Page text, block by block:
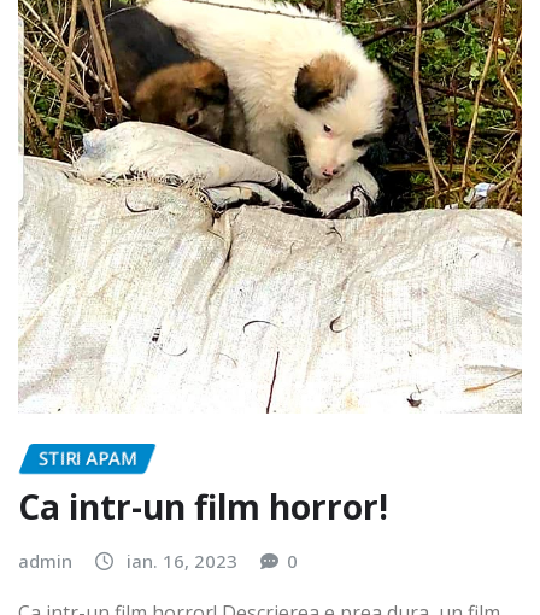
STIRI APAM
Ca intr-un film horror!
admin ian. 16, 2023